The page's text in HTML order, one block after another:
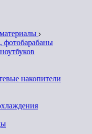
фотобарабаны
накопители